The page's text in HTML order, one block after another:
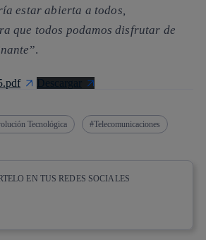
estar abierta a todos,
que todos podamos disfrutar de
”.
Descargar
Tecnológica Telecomunicaciones
EN TUS REDES SOCIALES